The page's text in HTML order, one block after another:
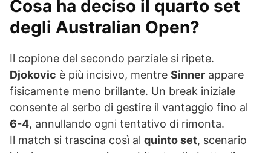
Cosa ha deciso il quarto set
degli Australian Open?
Il copione del secondo parziale si ripete.
Djokovic è più incisivo, mentre Sinner appare
fisicamente meno brillante. Un break iniziale
consente al serbo di gestire il vantaggio fino al
6-4, annullando ogni tentativo di rimonta.
Il match si trascina così al quinto set, scenario